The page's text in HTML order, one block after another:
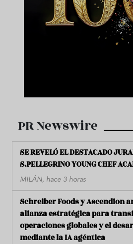
PR Newswire
SE REVELÓ EL DESTACADO
S.PELLEGRINO YOUNG CHEF
MILÁN, hace 3 horas
Schreiber Foods y Ascendion
alianza estratégica para
operaciones globales y el
mediante la IA agéntica